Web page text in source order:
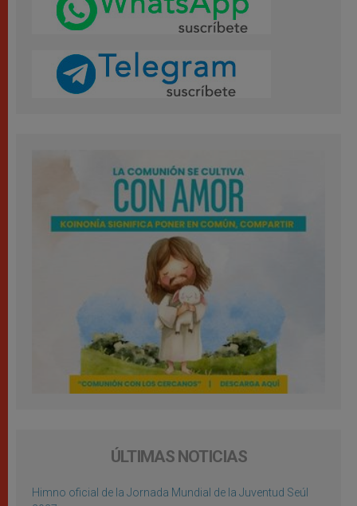
ÚLTIMAS NOTICIAS
Himno oficial de la Jornada Mundial de la Juventud Seúl